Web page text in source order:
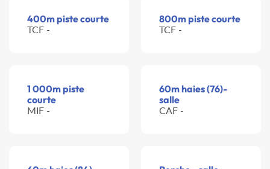
400m piste courte
TCF -
800m piste courte
TCF -
1 000m piste
courte
MIF -
60m haies (76)-
salle
CAF -